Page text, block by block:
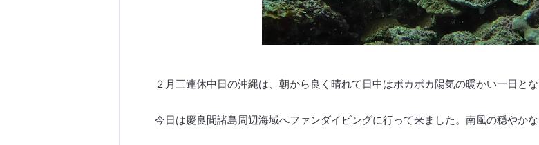
２月三連休中日の沖縄は、朝から良く晴れて日中はポカポカ陽気の暖かい一日とな
今日は慶良間諸島周辺海域へファンダイビングに行って来ました。南風の穏やか